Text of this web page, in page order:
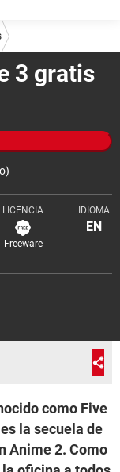
3 gratis
LICENCIA
Freeware
IDIOMA
EN
como Five
la secuela de
Anime 2. Como